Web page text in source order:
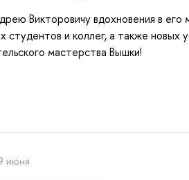
Викторовичу вдохновения в его
студентов и коллег, а также новых
мастерства Вышки!
июня